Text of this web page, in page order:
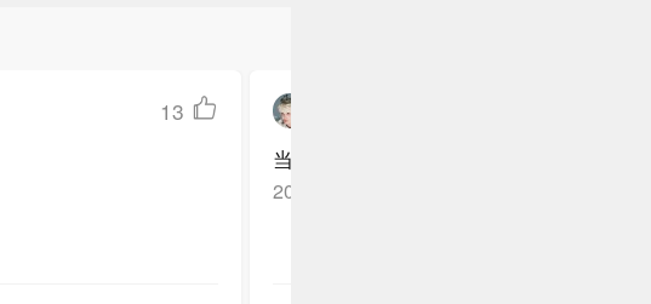
13
当然是刘宇的舞台
2025-04-29